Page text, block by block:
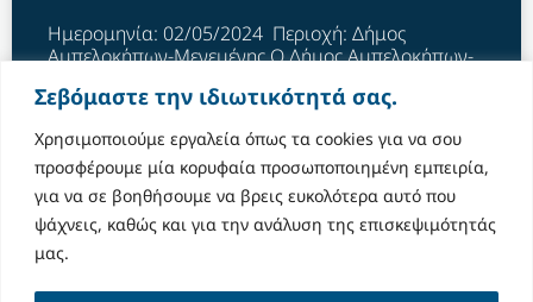
Σεβόμαστε την ιδιωτικότητά σας.
Χρησιμοποιούμε εργαλεία όπως τα cookies για να σου
προσφέρουμε μία κορυφαία προσωποποιημένη εμπειρία,
για να σε βοηθήσουμε να βρεις ευκολότερα αυτό που
ψάχνεις, καθώς και για την ανάλυση της επισκεψιμότητάς
μας.
Ημερομηνία: 02/05/2024 Περιοχή: Δήμος
Αμπελοκήπων-Μενεμένης Ο Δήμος Αμπελοκήπων-
πραγματοποίησε διανομή τροφίμων και ειδών
ΔΙΑΒΑΣΕ ΠΕΡΙΣΣΟΤΕΡ »
May 2, 2024